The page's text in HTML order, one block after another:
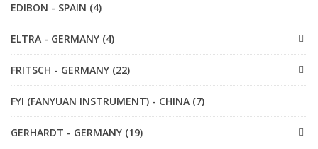
EDIBON - SPAIN (4)
ELTRA - GERMANY (4)
FRITSCH - GERMANY (22)
FYI (FANYUAN INSTRUMENT) - CHINA (7)
GERHARDT - GERMANY (19)